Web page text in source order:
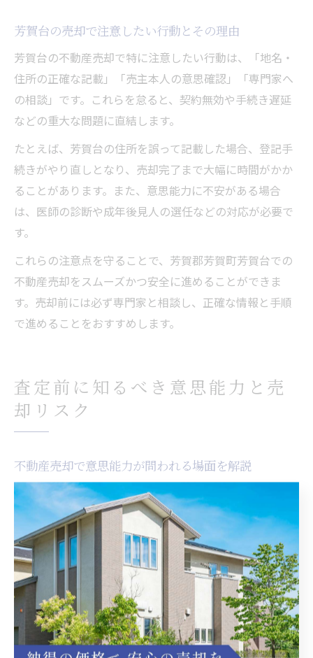
芳賀台の売却で注意したい行動とその理由
芳賀台の不動産売却で特に注意したい行動は、「地名・
住所の正確な記載」「売主本人の意思確認」「専門家へ
の相談」です。これらを怠ると、契約無効や手続き遅延
などの重大な問題に直結します。
たとえば、芳賀台の住所を誤って記載した場合、登記手
続きがやり直しとなり、売却完了まで大幅に時間がかか
ることがあります。また、意思能力に不安がある場合
は、医師の診断や成年後見人の選任などの対応が必要で
す。
これらの注意点を守ることで、芳賀郡芳賀町芳賀台での
不動産売却をスムーズかつ安全に進めることができま
す。売却前には必ず専門家と相談し、正確な情報と手順
で進めることをおすすめします。
査定前に知るべき意思能力と売
却リスク
不動産売却で意思能力が問われる場面を解説
不動産売却において「意思能力」が問われる場面は、多
くの方が見落としがちですが、取引の根幹を左右する重
要なポイントです。意思能力とは、契約内容を十分に理
解し、自らの判断で売却の意思決定ができることを指し
ます。特に高齢者や認知症の疑いがある場合、本人の意
思能力が問われることで、売買契約の有効性が争点にな
ることも少なくありません。
例えば、芳賀郡芳賀町芳賀台で不動産売却を検討してい